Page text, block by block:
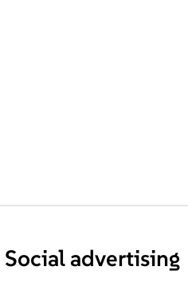
Social advertising